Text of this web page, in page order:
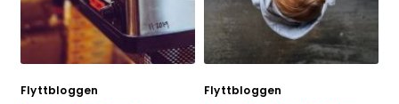
Flyttbloggen Flyttbloggen